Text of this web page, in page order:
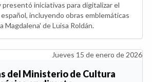
iniciativas para digitalizar el
incluyendo obras emblemáticas
Magdalena' de Luisa Roldán.
Jueves 15 de enero de 2026
del Ministerio de Cultura